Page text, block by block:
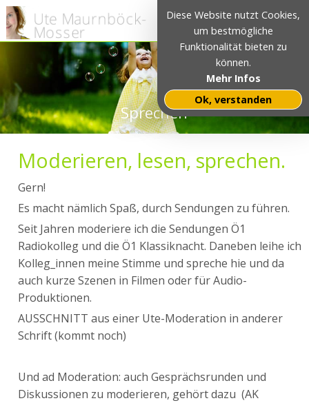
Sprechen
Moderieren, lesen, sprechen.
Gern!
Es macht nämlich Spaß, durch Sendungen zu führen.
Seit Jahren moderiere ich die Sendungen Ö1
Radiokolleg und die Ö1 Klassiknacht. Daneben leihe ich
Kolleg_innen meine Stimme und spreche hie und da
auch kurze Szenen in Filmen oder für Audio-
Produktionen.
AUSSCHNITT aus einer Ute-Moderation in anderer
Schrift (kommt noch)
Und ad Moderation: auch Gesprächsrunden und
Diskussionen zu moderieren, gehört dazu (AK
Diese Website nutzt Cookies,
um bestmögliche
Funktionalität bieten zu
können.
Mehr Infos
Ok, verstanden